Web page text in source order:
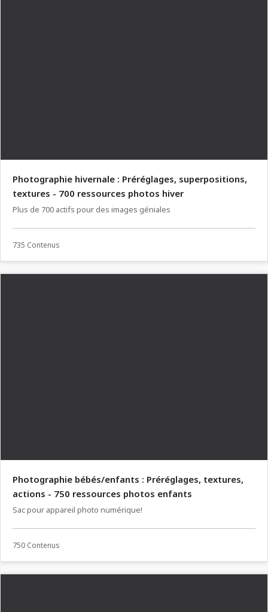
Photographie hivernale : Préréglages, superpositions,
textures - 700 ressources photos hiver
Plus de 700 actifs pour des images géniales
735 Contenus
Photographie bébés/enfants : Préréglages, textures,
actions - 750 ressources photos enfants
Sac pour appareil photo numérique!
750 Contenus